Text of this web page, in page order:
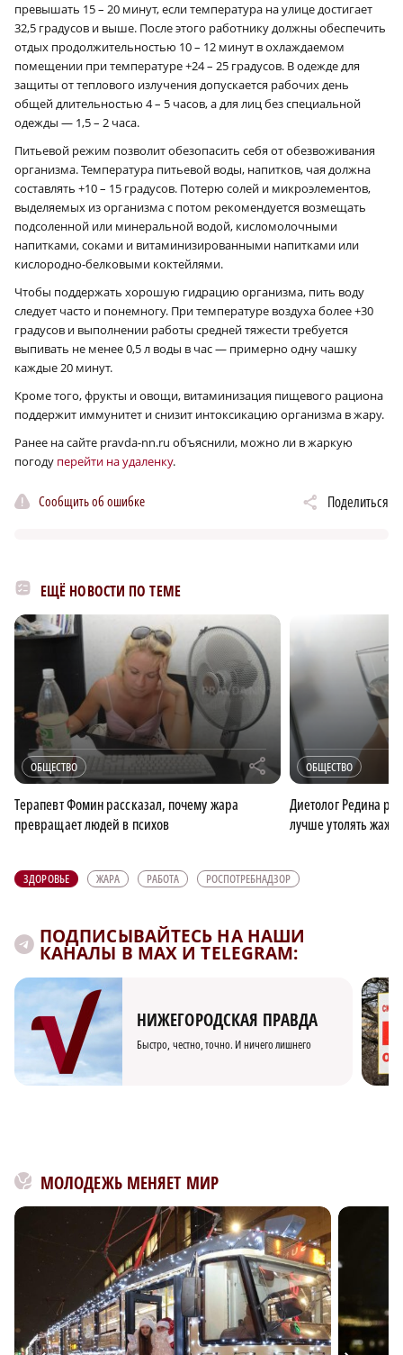
превышать 15 – 20 минут, если температура на улице достигает
32,5 градусов и выше. После этого работнику должны обеспечить
отдых продолжительностью 10 – 12 минут в охлаждаемом
помещении при температуре +24 – 25 градусов. В одежде для
защиты от теплового излучения допускается рабочих день
общей длительностью 4 – 5 часов, а для лиц без специальной
одежды — 1,5 – 2 часа.
Питьевой режим позволит обезопасить себя от обезвоживания
организма. Температура питьевой воды, напитков, чая должна
составлять +10 – 15 градусов. Потерю солей и микроэлементов,
выделяемых из организма с потом рекомендуется возмещать
подсоленной или минеральной водой, кисломолочными
напитками, соками и витаминизированными напитками или
кислородно-белковыми коктейлями.
Чтобы поддержать хорошую гидрацию организма, пить воду
следует часто и понемногу. При температуре воздуха более +30
градусов и выполнении работы средней тяжести требуется
выпивать не менее 0,5 л воды в час — примерно одну чашку
каждые 20 минут.
Кроме того, фрукты и овощи, витаминизация пищевого рациона
поддержит иммунитет и снизит интоксикацию организма в жару.
Ранее на сайте pravda-nn.ru объяснили, можно ли в жаркую
погоду перейти на удаленку.
Сообщить об ошибке Поделиться
ЕЩЁ НОВОСТИ ПО ТЕМЕ
ОБЩЕСТВО r
Терапевт Фомин рассказал, почему жара
превращает людей в психов
ОБЩЕСТВО
Диетолог Редина
лучше утолять
ЗДОРОВЬЕ ЖАРА РАБОТА РОСПОТРЕБНАДЗОР
ПОДПИСЫВАЙТЕСЬ НА НАШИ
КАНАЛЫ В MAX И TELEGRAM:
НИЖЕГОРОДСКАЯ ПРАВДА
Быстро, честно, точно. И ничего лишнего
МОЛОДЕЖЬ МЕНЯЕТ МИР